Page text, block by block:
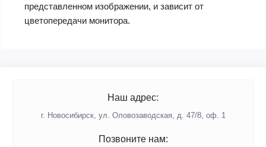
представленном изображении, и зависит от
цветопередачи монитора.
Наш адрес:
г. Новосибирск, ул. Оловозаводская, д. 47/8, оф. 1
Позвоните нам: